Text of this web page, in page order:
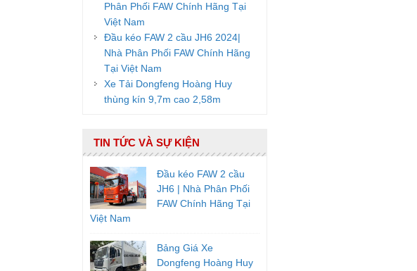
Phân Phối FAW Chính Hãng Tại
Việt Nam
Đầu kéo FAW 2 cầu JH6 2024|
Nhà Phân Phối FAW Chính Hãng
Tại Việt Nam
Xe Tải Dongfeng Hoàng Huy
thùng kín 9,7m cao 2,58m
TIN TỨC VÀ SỰ KIỆN
Đầu kéo FAW 2 cầu
JH6 | Nhà Phân Phối
FAW Chính Hãng Tại
Việt Nam
Bảng Giá Xe
Dongfeng Hoàng Huy